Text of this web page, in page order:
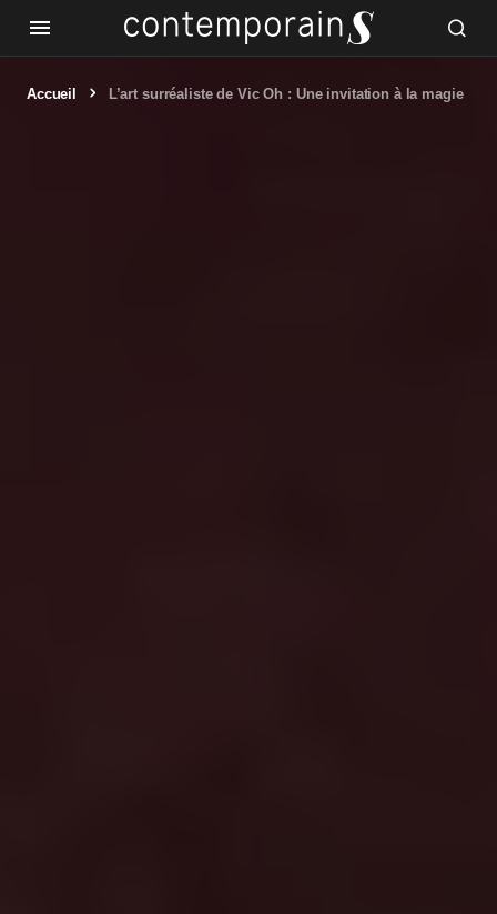
Accueil L’art surréaliste de Vic Oh : Une invitation à la magie